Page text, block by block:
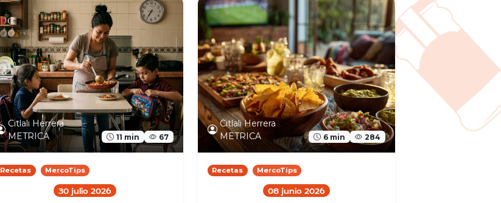
Citlali Herrera
METRICA
11 min 67
Recetas MercoTips
30 julio 2026
Citlali Herrera
METRICA
6 min 284
Recetas MercoTips
08 junio 2026